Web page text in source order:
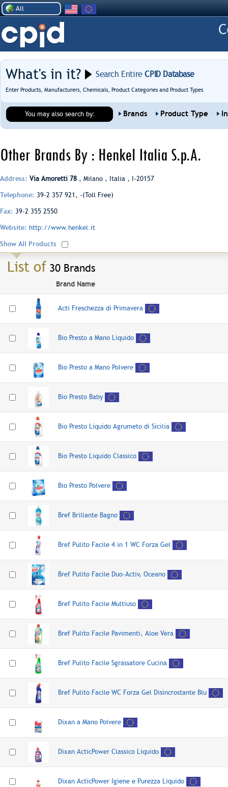
All
What's in it? Search EntireCPID Database
Enter Products, Manufacturers, Chemicals, Product Categories and Product Types
You may also search by: Brands Product Type
Other Brands By : Henkel Italia S.p.A.
Address: Via Amoretti 78 , Milano , Italia , I-20157
Telephone: 39-2 357 921, -(Toll Free)
Fax: 39-2 355 2550
Website: http://www.henkel.it
Show All Products
List of 30 Brands
Brand Name
Acti Freschezza di Primavera
Bio Presto a Mano Liquido
Bio Presto a Mano Polvere
Bio Presto Baby
Bio Presto Liquido Agrumeto di Sicilia
Bio Presto Liquido Classico
Bio Presto Polvere
Bref Brillante Bagno
Bref Pulito Facile 4 in 1 WC Forza Gel
Bref Pulito Facile Duo-Activ, Oceano
Bref Pulito Facile Multiuso
Bref Pulito Facile Pavimenti, Aloe Vera
Bref Pulito Facile Sgrassatore Cucina
Bref Pulito Facile WC Forza Gel Disincrostante Blu
Dixan a Mano Polvere
Dixan ActicPower Classico Liquido
Dixan ActicPower Igiene e Purezza Liquido